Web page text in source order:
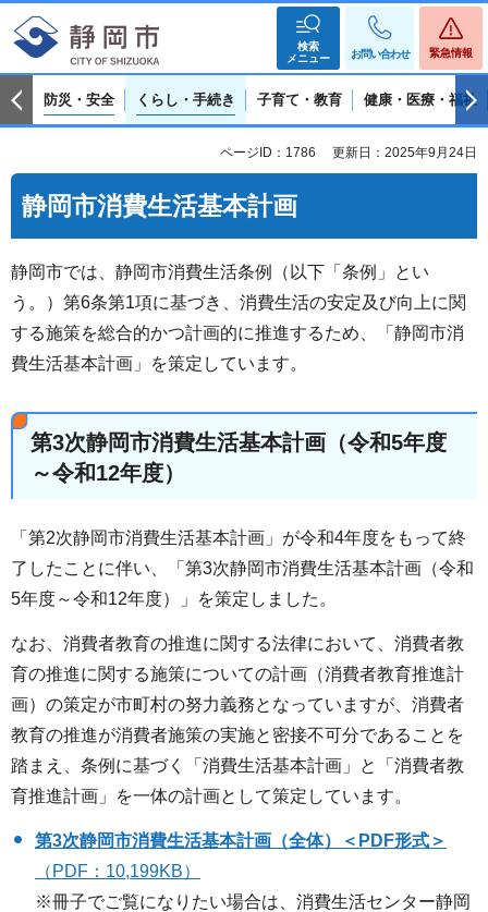
検索
メニュー
お問い合わせ 緊急情報
防災・安全 くらし・手続き 子育て・教育 健康・医療・福祉
ページID：1786 更新日：2025年9月24日
静岡市消費生活基本計画
静岡市では、静岡市消費生活条例（以下「条例」とい
う。）第6条第1項に基づき、消費生活の安定及び向上に関
する施策を総合的かつ計画的に推進するため、「静岡市消
費生活基本計画」を策定しています。
第3次静岡市消費生活基本計画（令和5年度
～令和12年度）
「第2次静岡市消費生活基本計画」が令和4年度をもって終
了したことに伴い、「第3次静岡市消費生活基本計画（令和
5年度～令和12年度）」を策定しました。
なお、消費者教育の推進に関する法律において、消費者教
育の推進に関する施策についての計画（消費者教育推進計
画）の策定が市町村の努力義務となっていますが、消費者
教育の推進が消費者施策の実施と密接不可分であることを
踏まえ、条例に基づく「消費生活基本計画」と「消費者教
育推進計画」を一体の計画として策定しています。
第3次静岡市消費生活基本計画（全体）＜PDF形式＞
（PDF：10,199KB）
※冊子でご覧になりたい場合は、消費生活センター静岡